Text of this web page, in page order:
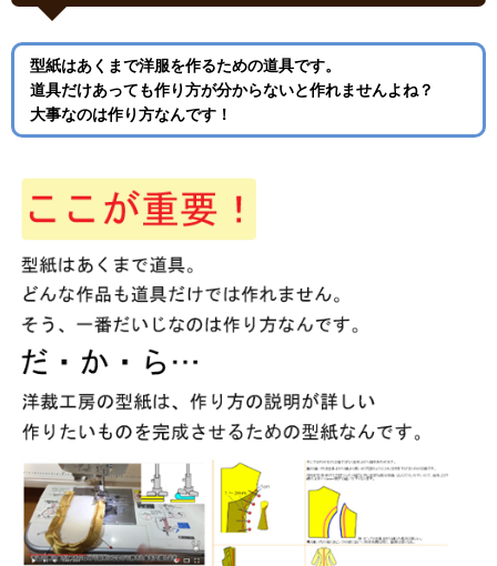
型紙はあくまで洋服を作るための道具です。
道具だけあっても作り方が分からないと作れませんよね？
大事なのは作り方なんです！